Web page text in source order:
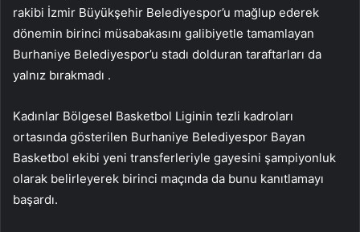
rakibi İzmir Büyükşehir Belediyespor’u mağlup ederek
dönemin birinci müsabakasını galibiyetle tamamlayan
Burhaniye Belediyespor’u stadı dolduran taraftarları da
yalnız bırakmadı .
Kadınlar Bölgesel Basketbol Liginin tezli kadroları
ortasında gösterilen Burhaniye Belediyespor Bayan
Basketbol ekibi yeni transferleriyle gayesini şampiyonluk
olarak belirleyerek birinci maçında da bunu kanıtlamayı
başardı.